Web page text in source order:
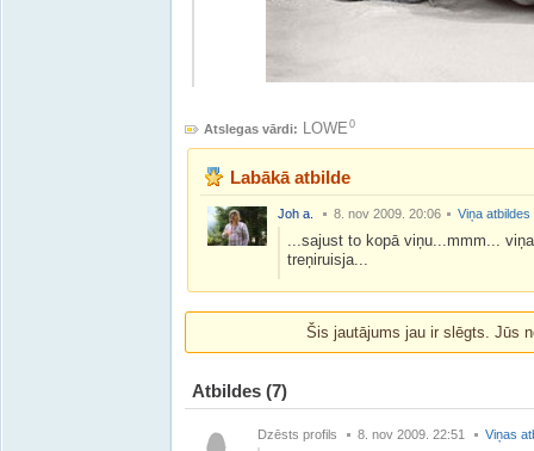
Atslegas vārdi: LOWE 0
Labākā atbilde
Joh a. 8. nov 2009. 20:06 Viņa atbildes
...sajust to kopā viņu...mmm...
treņiruisja...
Šis jautājums jau ir slēgts. Jūs
Atbildes (7)
Dzēsts profils 8. nov 2009. 22:51 Viņas